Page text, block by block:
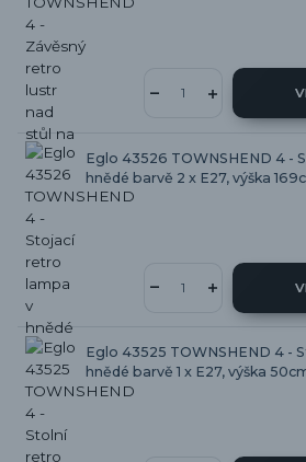
Eglo 43526 TOWNSHEND 4 -
hnědé barvě 2 x E27, výška
Eglo 43525 TOWNSHEND 4 -
hnědé barvě 1 x E27, výška